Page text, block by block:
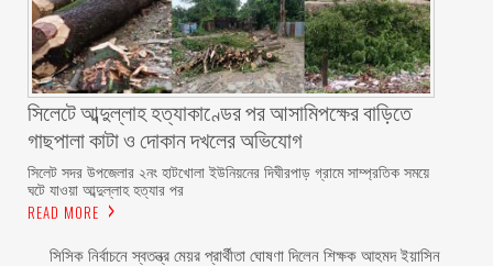
সিলেটে আব্দুল্লাহ হত্যাকাণ্ডের পর আসামিপক্ষের বাড়িতে
গাছপালা কাটা ও দোকান দখলের অভিযোগ
সিলেট সদর উপজেলার ২নং হাটখোলা ইউনিয়নের দিঘীরপাড় গ্রামে সাম্প্রতিক সময়ে
ঘটে যাওয়া আব্দুল্লাহ হত্যার পর
READ MORE
সিসিক নির্বাচনে স্বতন্ত্র মেয়র প্রার্থীতা ঘোষণা দিলেন শিক্ষক আহমদ ইয়াসিন